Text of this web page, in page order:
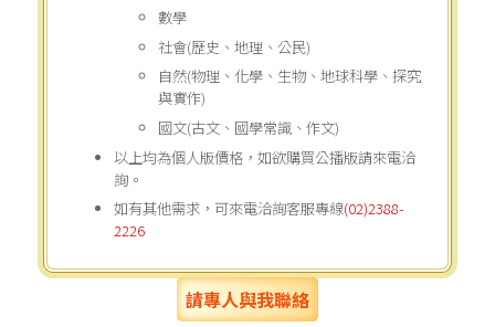
數學
社會(歷史、地理、公民)
自然(物理、化學、生物、地球科學、探究
與實作)
國文(古文、國學常識、作文)
以上均為個人版價格，如欲購買公播版請來電洽
詢。
如有其他需求，可來電洽詢客服專線(02)2388-
2226
請專人與我聯絡